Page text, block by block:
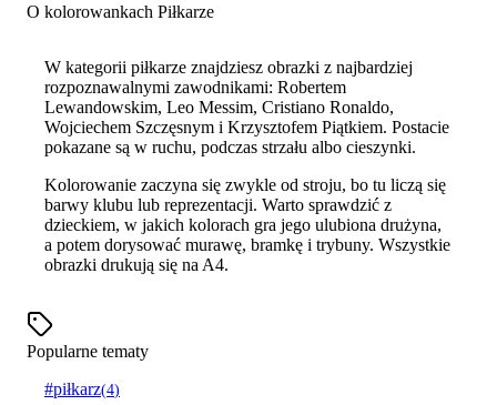
O kolorowankach Piłkarze
W kategorii piłkarze znajdziesz obrazki z najbardziej
rozpoznawalnymi zawodnikami: Robertem
Lewandowskim, Leo Messim, Cristiano Ronaldo,
Wojciechem Szczęsnym i Krzysztofem Piątkiem. Postacie
pokazane są w ruchu, podczas strzału albo cieszynki.
Kolorowanie zaczyna się zwykle od stroju, bo tu liczą się
barwy klubu lub reprezentacji. Warto sprawdzić z
dzieckiem, w jakich kolorach gra jego ulubiona drużyna,
a potem dorysować murawę, bramkę i trybuny. Wszystkie
obrazki drukują się na A4.
Popularne tematy
#piłkarz(4)